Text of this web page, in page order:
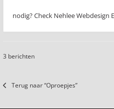
nodig? Check Nehlee Webdesign
3 berichten
Terug naar “Oproepjes”